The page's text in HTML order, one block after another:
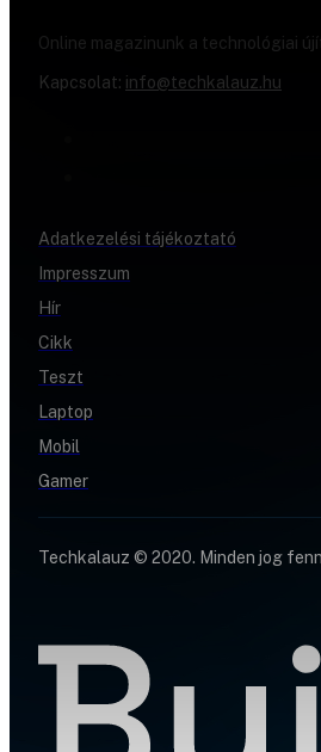
Online magazinunk a technológiai
Kapcsolat: info@techkalauz.hu
Adatkezelési tájékoztató
Impresszum
Hír
Cikk
Teszt
Laptop
Mobil
Gamer
Techkalauz © 2020. Minden jog